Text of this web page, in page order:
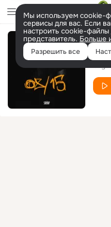
Мы используем cookie-
сервисы для вас. Если
настроить cookie-
представитель. Больше
Разрешить все